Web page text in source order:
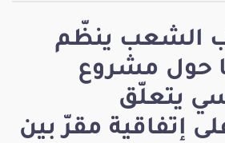
الشعب ينظّم
حول مشروع
يتعلّق
إتفاقية مقرّ بين